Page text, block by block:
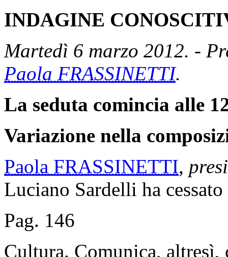
INDAGINE
Martedì 6 marzo 2012. -
Paola FRASSINETTI.
La seduta comincia alle
Variazione nella
Paola FRASSINETTI,
Luciano Sardelli ha
Pag. 146
Cultura. Comunica, altresì,